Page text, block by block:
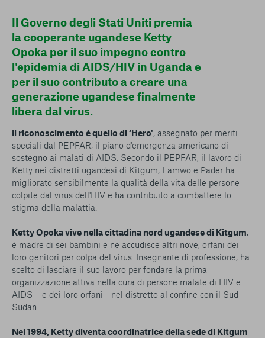
Il Governo degli Stati Uniti premia
la cooperante ugandese Ketty
Opoka per il suo impegno contro
l'epidemia di AIDS/HIV in Uganda e
per il suo contributo a creare una
generazione ugandese finalmente
libera dal virus.
Il riconoscimento è quello di ‘Hero', assegnato per meriti
speciali dal PEPFAR, il piano d'emergenza americano di
sostegno ai malati di AIDS. Secondo il PEPFAR, il lavoro di
Ketty nei distretti ugandesi di Kitgum, Lamwo e Pader ha
migliorato sensibilmente la qualità della vita delle persone
colpite dal virus dell'HIV e ha contribuito a combattere lo
stigma della malattia.
Ketty Opoka vive nella cittadina nord ugandese di Kitgum,
è madre di sei bambini e ne accudisce altri nove, orfani dei
loro genitori per colpa del virus. Insegnante di professione, ha
scelto di lasciare il suo lavoro per fondare la prima
organizzazione attiva nella cura di persone malate di HIV e
AIDS – e dei loro orfani - nel distretto al confine con il Sud
Sudan.
Nel 1994, Ketty diventa coordinatrice della sede di Kitgum